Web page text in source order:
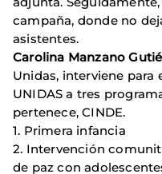
campaña, donde no
asistentes.
Carolina Manzano
Unidas, interviene para
UNIDAS a tres
pertenece, CINDE.
1. Primera infancia
2. Intervención
de paz con